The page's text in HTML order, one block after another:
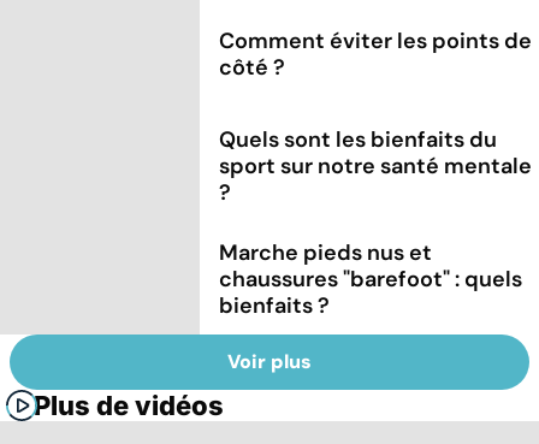
Comment éviter les points de
côté ?
Quels sont les bienfaits du
sport sur notre santé mentale
?
Marche pieds nus et
chaussures "barefoot" : quels
bienfaits ?
Voir plus
Plus de vidéos